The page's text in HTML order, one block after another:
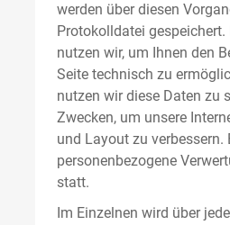
werden über diesen
Protokolldatei gespeichert.
nutzen wir, um Ihnen den
Seite technisch zu
nutzen wir diese Daten zu
Zwecken, um unsere
und Layout zu verbessern.
personenbezogene
statt.
Im Einzelnen wird über